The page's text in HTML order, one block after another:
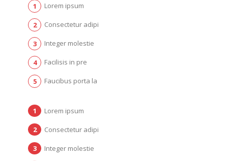
Lorem ipsum
Consectetur adipi
Integer molestie
Facilisis in pre
Faucibus porta la
Lorem ipsum
Consectetur adipi
Integer molestie